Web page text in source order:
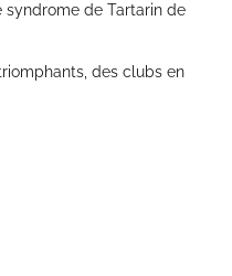
syndrome de Tartarin de
des clubs en